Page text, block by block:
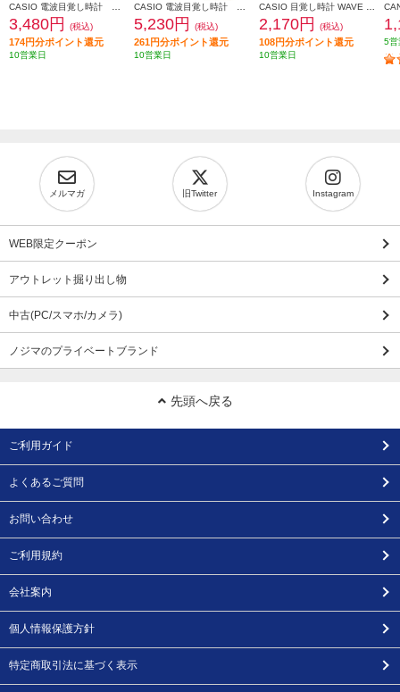
3,480円 (税込)
174円分ポイント還元
10営業日
5,230円 (税込)
261円分ポイント還元
10営業日
2,170円 (税込)
108円分ポイント還元
10営業日
5営
メルマガ 旧Twitter Instagram
WEB限定クーポン
アウトレット掘り出し物
中古(PC/スマホ/カメラ)
ノジマのプライベートブランド
先頭へ戻る
ご利用ガイド
よくあるご質問
お問い合わせ
ご利用規約
会社案内
個人情報保護方針
特定商取引法に基づく表示